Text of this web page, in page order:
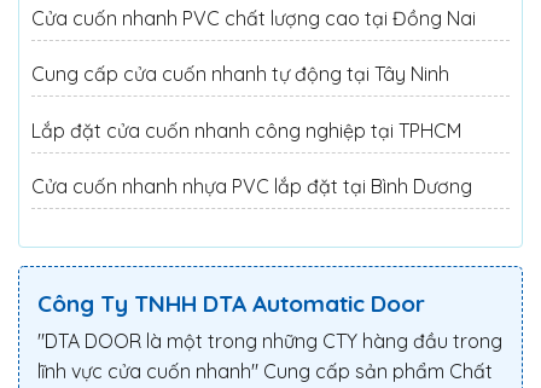
Cửa cuốn nhanh PVC chất lượng cao tại Đồng Nai
Cung cấp cửa cuốn nhanh tự động tại Tây Ninh
Lắp đặt cửa cuốn nhanh công nghiệp tại TPHCM
Cửa cuốn nhanh nhựa PVC lắp đặt tại Bình Dương
Công Ty TNHH DTA Automatic Door
"DTA DOOR là một trong những CTY hàng đầu trong
lĩnh vực cửa cuốn nhanh" Cung cấp sản phẩm Chất